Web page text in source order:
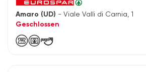
Amaro (UD) - Viale Valli di Carnia, 1
Geschlossen